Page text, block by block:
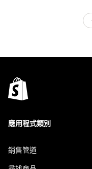
應用程式類別
銷售管道